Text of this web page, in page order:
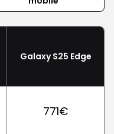
Galaxy S25 Edge
771€